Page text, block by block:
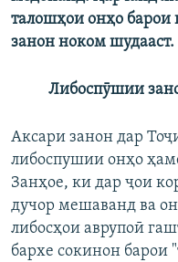
талошҳои онҳо
занон ноком шудааст.
Либоспӯшии
Аксари занон дар
либоспушии онҳо
Занҳое, ки дар ҷои
дучор мешаванд ва
либосҳои аврупоӣ
бархе сокинон барои